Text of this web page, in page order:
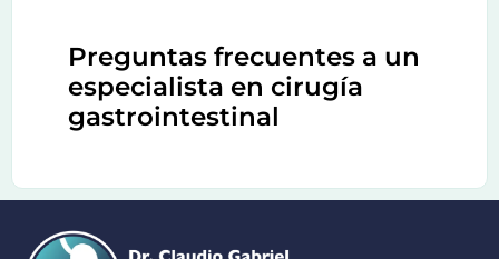
Preguntas frecuentes a un
especialista en cirugía
gastrointestinal